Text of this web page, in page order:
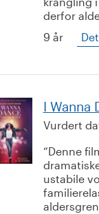
derfor
9 år
I Wanna
Vurdert
Denne
ustabile